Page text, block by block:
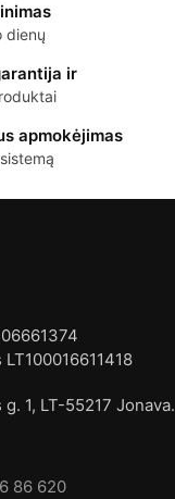
dienų
ir
apmokėjimas
1, LT-55217 Jonava.
86 620